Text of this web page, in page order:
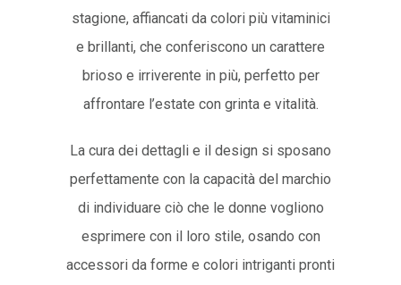
stagione, affiancati da colori più vitaminici
e brillanti, che conferiscono un carattere
brioso e irriverente in più, perfetto per
affrontare l’estate con grinta e vitalità.
La cura dei dettagli e il design si sposano
perfettamente con la capacità del marchio
di individuare ciò che le donne vogliono
esprimere con il loro stile, osando con
accessori da forme e colori intriganti pronti